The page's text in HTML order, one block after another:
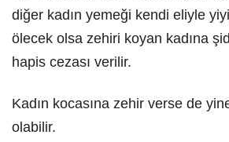
diğer kadın yemeği kendi eliyle
ölecek olsa zehiri koyan kadına
hapis cezası verilir.
Kadın kocasına zehir verse de
olabilir.